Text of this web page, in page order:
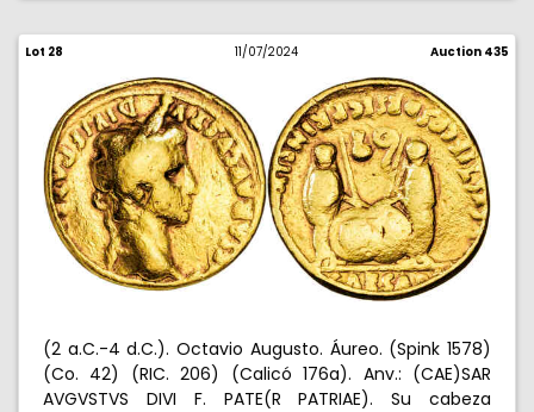
Lot 28 11/07/2024 Auction 435
(2 a.C.-4 d.C.). Octavio Augusto. Áureo. (Spink 1578)
(Co. 42) (RIC. 206) (Calicó 176a). Anv.: (CAE)SAR
AVGVSTVS DIVI F. PATE(R PATRIAE). Su cabeza